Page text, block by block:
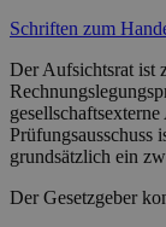
Schriften zum
Der Aufsichtsrat ist
Prüfungsausschuss
grundsätzlich ein
Der Gesetzgeber